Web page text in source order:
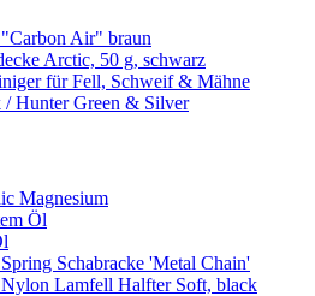
Air" braun
Arctic, 50 g, schwarz
für Fell, Schweif & Mähne
Hunter Green & Silver
Magnesium
Öl
Schabracke 'Metal Chain'
Lamfell Halfter Soft, black